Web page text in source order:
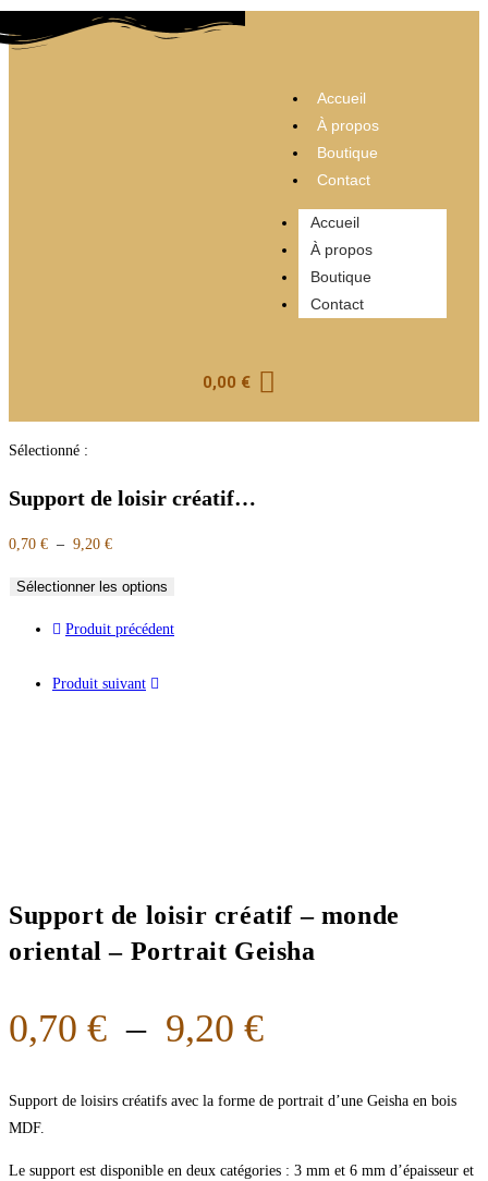
Accueil
À propos
Boutique
Contact
Accueil
À propos
Boutique
Contact
0,00 €
Sélectionné :
Support de loisir créatif…
0,70 € – 9,20 €
Sélectionner les options
Produit précédent
Produit suivant
Support de loisir créatif – monde
oriental – Portrait Geisha
0,70 € – 9,20 €
Support de loisirs créatifs avec la forme de portrait d’une Geisha en bois
MDF.
Le support est disponible en deux catégories : 3 mm et 6 mm d’épaisseur et